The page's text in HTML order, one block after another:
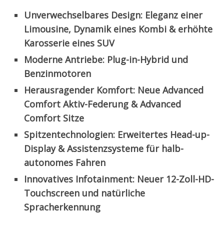
Unverwechselbares Design: Eleganz einer
Limousine, Dynamik eines Kombi & erhöhte
Karosserie eines SUV
Moderne Antriebe: Plug-in-Hybrid und
Benzinmotoren
Herausragender Komfort: Neue Advanced
Comfort Aktiv-Federung & Advanced
Comfort Sitze
Spitzentechnologien: Erweitertes Head-up-
Display & Assistenzsysteme für halb-
autonomes Fahren
Innovatives Infotainment: Neuer 12-Zoll-HD-
Touchscreen und natürliche
Spracherkennung